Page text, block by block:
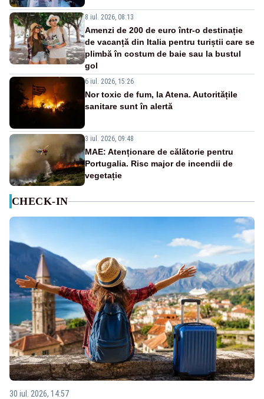
8 iul. 2026, 08:13
Amenzi de 200 de euro într-o destinație
de vacanță din Italia pentru turiștii care se
plimbă în costum de baie sau la bustul
gol
6 iul. 2026, 15:26
Nor toxic de fum, la Atena. Autoritățile
sanitare sunt în alertă
3 iul. 2026, 09:48
MAE: Atenționare de călătorie pentru
Portugalia. Risc major de incendii de
vegetație
CHECK-IN
30 iul. 2026, 14:57